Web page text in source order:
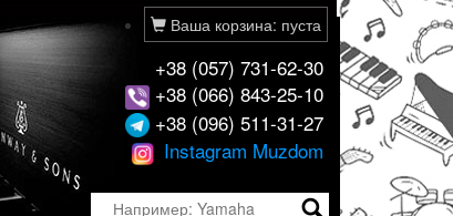
Ваша корзина: пуста
+38 (057) 731-62-30
+38 (066) 843-25-10
+38 (096) 511-31-27
Instagram Muzdom